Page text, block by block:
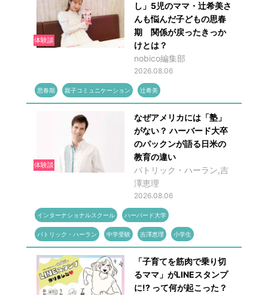
体験談
し」5児のママ・辻希美さ
んも悩んだ子どもの思春
期 関係が戻ったきっか
けとは？
nobico編集部
2026.08.06
思春期 親子コミュニケーション 辻希美
体験談
なぜアメリカには「塾」
がない？ ハーバード大卒
のパックンが語る日米の
教育の違い
パトリック・ハーラン,吉
澤恵理
2026.08.06
インターナショナルスクール ハーバード大学
パトリック・ハーラン 中学受験 吉澤恵理 小学生
「子育てを筋肉で乗り切
るママ」がLINEスタンプ
に!? って何が起こった？